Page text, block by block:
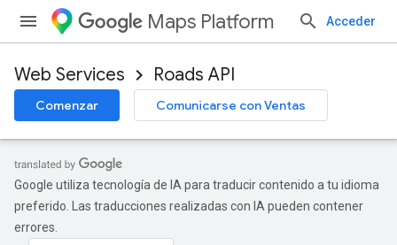
Maps Platform Acceder
Web Services Roads API
Comenzar Comunicarse con Ventas
Google utiliza tecnología de IA para traducir contenido a tu idioma
preferido. Las traducciones realizadas con IA pueden contener
errores.